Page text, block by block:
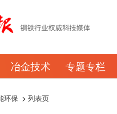
冶金技术 专题专栏
环保 > 列表页